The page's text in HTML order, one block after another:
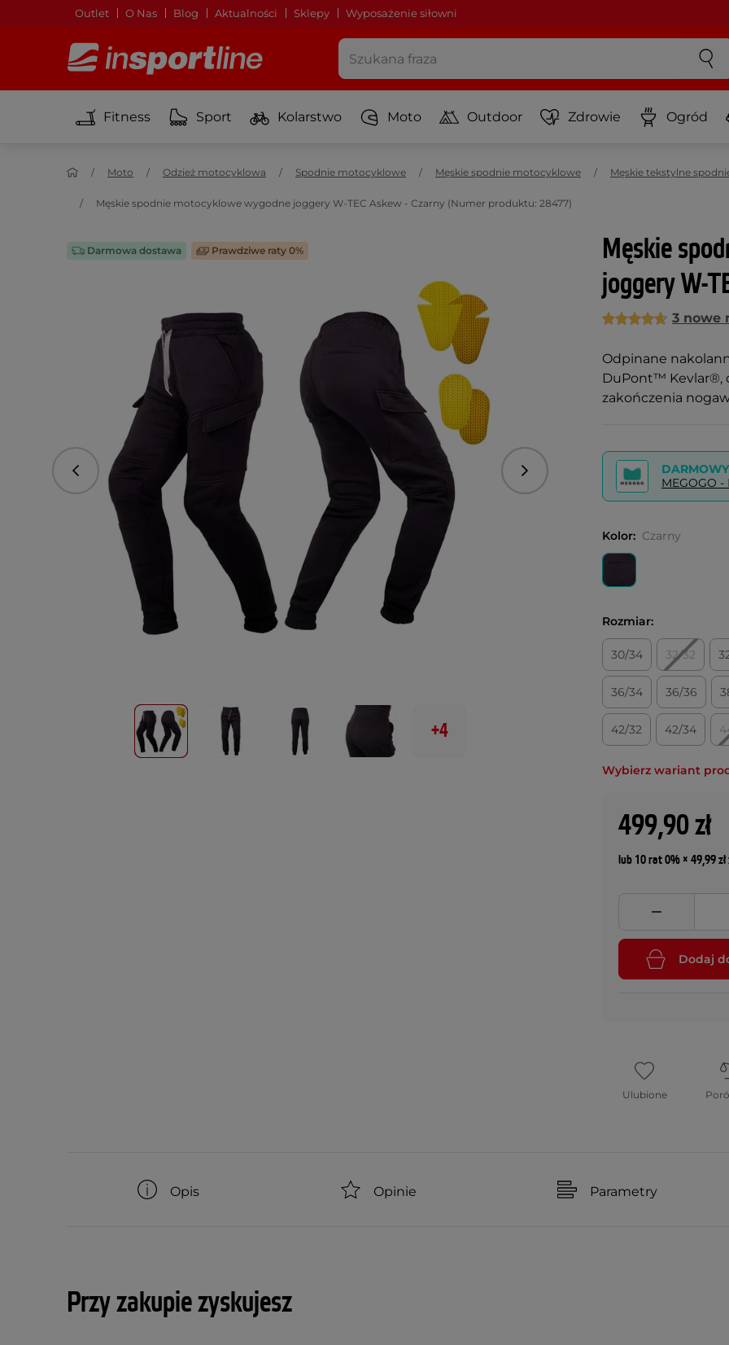
Outlet O Nas Blog Aktualności Sklepy Wyposażenie siłowni
Fitness Sport Kolarstwo Moto Outdoor Zdrowie Ogród
Moto Odzież motocyklowa Spodnie motocyklowe Męskie spodnie motocyklowe Męskie tekstylne
Męskie spodnie motocyklowe wygodne joggery W-TEC Askew - Czarny (Numer produktu: 28477)
Męskie
joggery W-
3 nowe
Odpinane
DuPont™ Kevlar®,
zakończenia
Darmowa dostawa Prawdziwe raty 0%
Poprzedni Następny
+4
MEGOGO
Kolor: Czarny
Rozmiar:
30/34 32/32
36/34 36/36
42/32 42/34
Wybierz wariant
499,90 zł
lub 10 rat 0% × 49,99 zł
Dodaj
Ulubione
Opis Opinie Parametry
Przy zakupie zyskujesz